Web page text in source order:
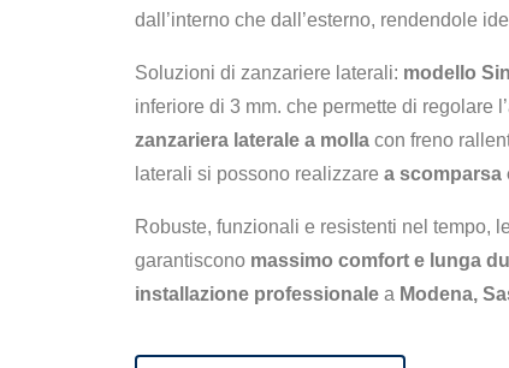
dall’interno che dall’esterno, rendendole
Soluzioni di zanzariere laterali: modello
inferiore di 3 mm. che permette di regolare
zanzariera laterale a molla con freno
laterali si possono realizzare a scomparsa
Robuste, funzionali e resistenti nel tempo,
garantiscono massimo comfort e lunga
installazione professionale a Modena,